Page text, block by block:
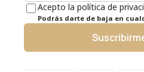
Acepto la política de
Podrás darte de baja en